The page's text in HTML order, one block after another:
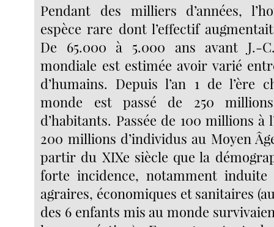
Pendant des milliers d’années,
espèce rare dont l’effectif
De 65.000 à 5.000 ans avant J.-
mondiale est estimée avoir varié
d’humains. Depuis l’an 1 de l’ère
monde est passé de 250
d’habitants. Passée de 100 millions à
200 millions d’individus au Moyen
partir du XIXe siècle que la
forte incidence, notamment
agraires, économiques et sanitaires
des 6 enfants mis au monde